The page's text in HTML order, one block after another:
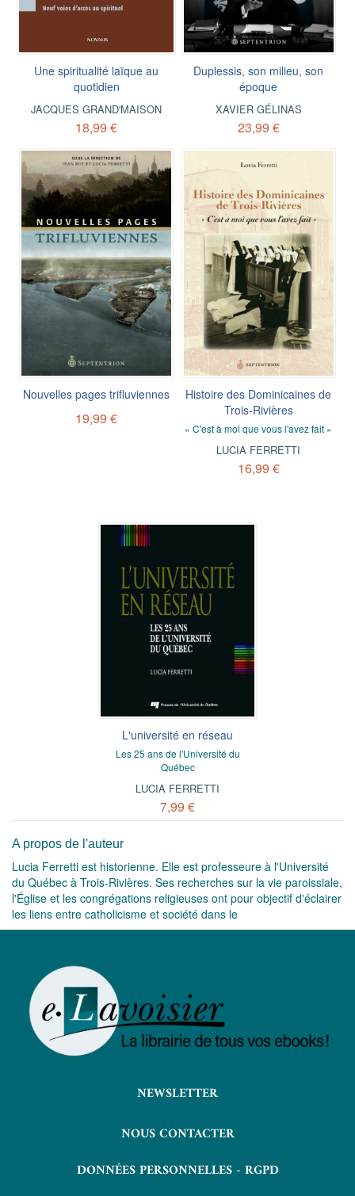
Une spiritualité laïque au
quotidien
JACQUES GRAND'MAISON
18,99 €
Duplessis, son milieu, son
époque
XAVIER GÉLINAS
23,99 €
Nouvelles pages trifluviennes
19,99 €
Histoire des Dominicaines de
Trois-Rivières
« C'est à moi que vous l'avez fait »
LUCIA FERRETTI
16,99 €
L'université en réseau
Les 25 ans de l'Université du
Québec
LUCIA FERRETTI
7,99 €
A propos de l'auteur
Lucia Ferretti est historienne. Elle est professeure à l'Université
du Québec à Trois-Rivières. Ses recherches sur la vie paroissiale,
l'Église et les congrégations religieuses ont pour objectif d'éclairer
les liens entre catholicisme et société dans le
NEWSLETTER
NOUS CONTACTER
DONNÉES PERSONNELLES - RGPD